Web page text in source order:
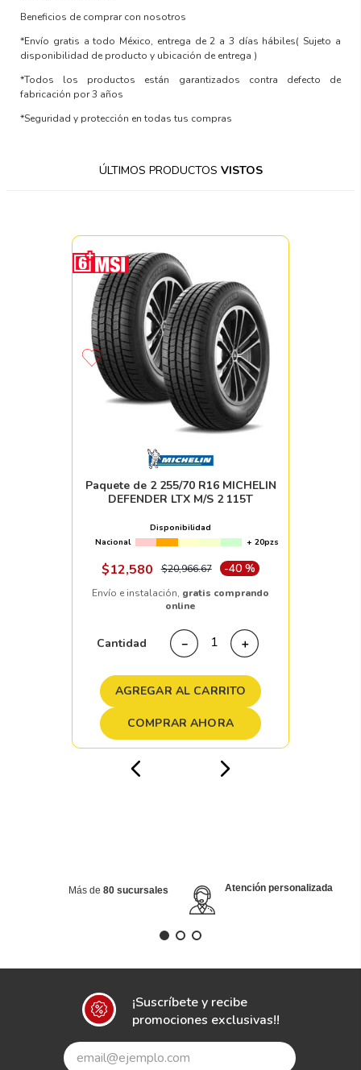
Beneficios de comprar con nosotros
*Envío gratis a todo México, entrega de 2 a 3 días hábiles( Sujeto a
disponibilidad de producto y ubicación de entrega )
*Todos los productos están garantizados contra defecto de
fabricación por 3 años
*Seguridad y protección en todas tus compras
ÚLTIMOS PRODUCTOS VISTOS
Paquete de 2 255/70 R16 MICHELIN
DEFENDER LTX M/S 2 115T
Disponibilidad
Nacional
+ 20pzs
$12,580 $20,966.67 -40 %
Envío e instalación, gratis comprando
online
Cantidad ＋
－
AGREGAR AL CARRITO
COMPRAR AHORA
Más de 80 sucursales Atención personalizada
¡Suscríbete y recibe
promociones exclusivas!!